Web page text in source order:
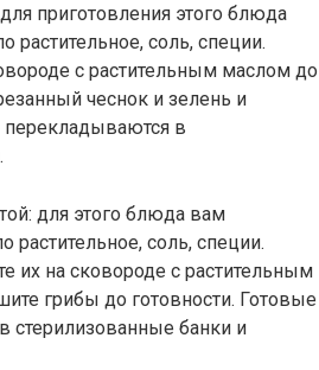
приготовления этого блюда
растительное, соль, специи.
с растительным маслом до
чеснок и зелень и
в
для этого блюда вам
растительное, соль, специи.
их на сковороде с растительным
грибы до готовности. Готовые
стерилизованные банки и